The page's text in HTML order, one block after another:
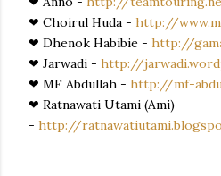
❤ Choirul Huda - http://
❤ Dhenok Habibie - http://
❤ Jarwadi - http://
❤ MF Abdullah - http://mf-
❤ Ratnawati Utami (Ami)
- http://